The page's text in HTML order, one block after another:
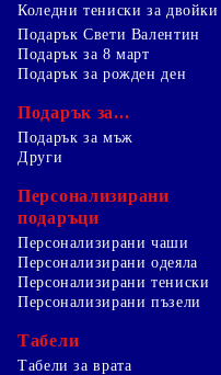
Коледни тениски за двойки
Подарък Свети Валентин
Подарък за 8 март
Подарък за рожден ден
Подарък за...
Подарък за мъж
Други
Персонализирани
подаръци
Персонализирани чаши
Персонализирани одеяла
Персонализирани тениски
Персонализирани пъзели
Табели
Табели за врата